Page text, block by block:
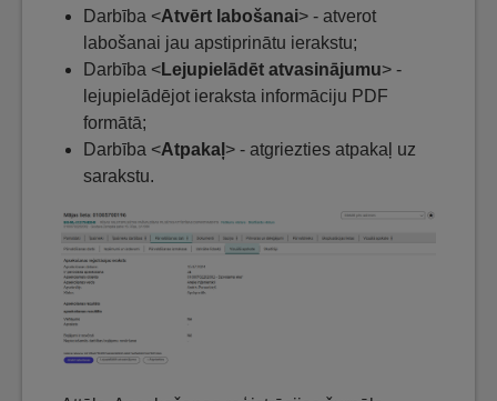
Darbība <Atvērt labošanai> - atverot
labošanai jau apstiprinātu ierakstu;
Darbība <Lejupielādēt atvasinājumu> -
lejupielādējot ieraksta informāciju PDF
formātā;
Darbība <Atpakaļ > - atgriezties atpakaļ uz
sarakstu.